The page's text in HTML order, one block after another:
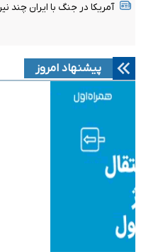
آمریکا در جنگ با ایران چند
پیشنهاد امروز